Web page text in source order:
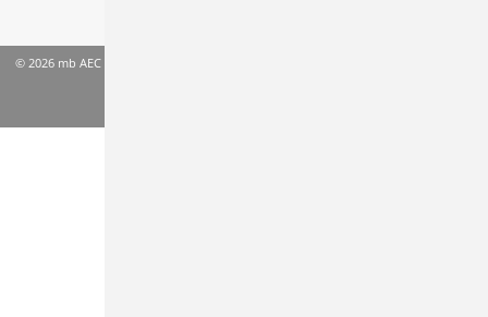
© 2026 mb AEC Software GmbH